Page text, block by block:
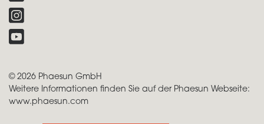
© 2026 Phaesun GmbH
Weitere Informationen finden Sie auf der Phaesun Webseite:
www.phaesun.com